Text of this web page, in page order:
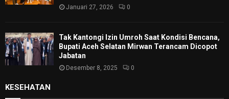
Januari 27, 2026 0
Tak Kantongi Izin Umroh Saat Kondisi Bencana,
Bupati Aceh Selatan Mirwan Terancam Dicopot
Jabatan
Desember 8, 2025 0
KESEHATAN